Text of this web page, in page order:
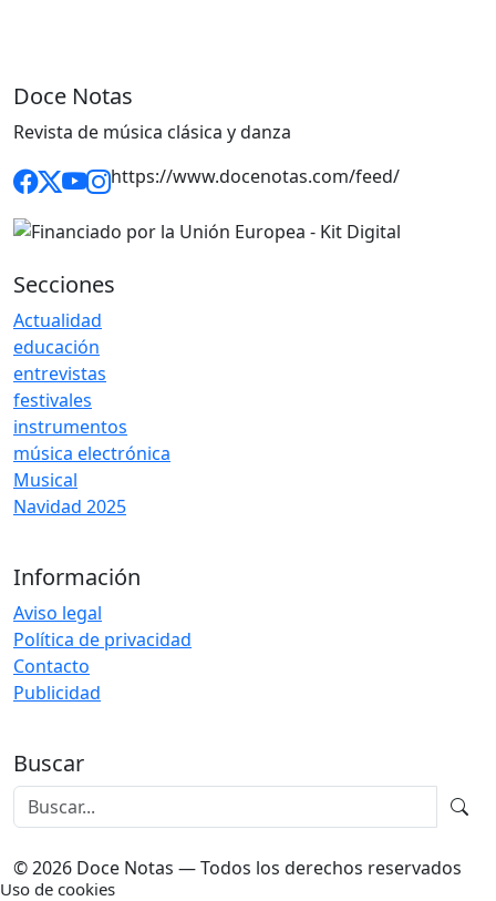
Doce Notas
Revista de música clásica y danza
https://www.docenotas.com/feed/
Secciones
Actualidad
educación
entrevistas
festivales
instrumentos
música electrónica
Musical
Navidad 2025
Información
Aviso legal
Política de privacidad
Contacto
Publicidad
Buscar
© 2026 Doce Notas — Todos los derechos reservados
Uso de cookies